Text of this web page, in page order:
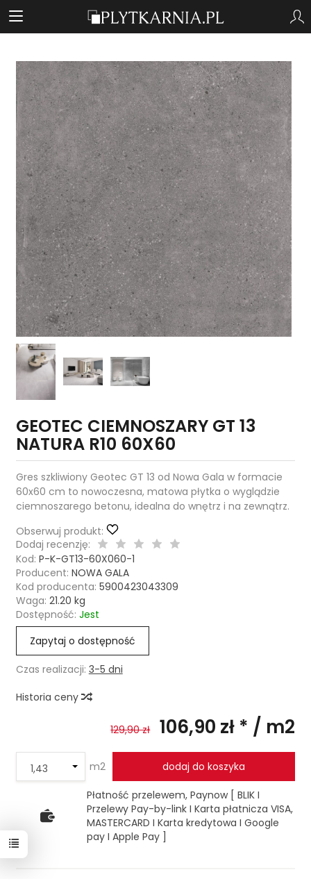
GEOTEC CIEMNOSZARY GT 13
NATURA R10 60X60
Gres szkliwiony Geotec GT 13 od Nowa Gala w formacie
60x60 cm to nowoczesna, matowa płytka o wyglądzie
ciemnoszarego betonu, idealna do wnętrz i na zewnątrz.
Obserwuj produkt:
Dodaj recenzję:
Kod: P-K-GT13-60X060-1
Producent: NOWA GALA
Kod producenta: 5900423043309
Waga: 21.20 kg
Dostępność: Jest
Zapytaj o dostępność
Czas realizacji: 3-5 dni
Historia ceny
129,90 zł 106,90 zł * / m2
m2 dodaj do koszyka
Płatność przelewem, Paynow [ BLIK I
Przelewy Pay-by-link I Karta płatnicza VISA,
MASTERCARD I Karta kredytowa I Google
pay I Apple Pay ]